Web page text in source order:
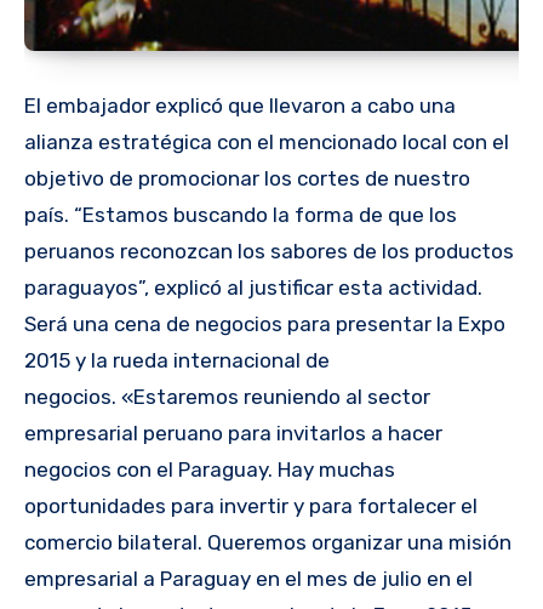
El embajador explicó que llevaron a cabo una
alianza estratégica con el mencionado local con el
objetivo de promocionar los cortes de nuestro
país. “Estamos buscando la forma de que los
peruanos reconozcan los sabores de los productos
paraguayos”, explicó al justificar esta actividad.
Será una cena de negocios para presentar la Expo
2015 y la rueda internacional de
negocios. «Estaremos reuniendo al sector
empresarial peruano para invitarlos a hacer
negocios con el Paraguay. Hay muchas
oportunidades para invertir y para fortalecer el
comercio bilateral. Queremos organizar una misión
empresarial a Paraguay en el mes de julio en el